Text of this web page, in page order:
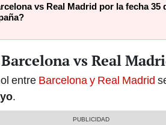
vs Real Madrid por la fecha 35
vs Real
entre Barcelona y Real Madrid
.